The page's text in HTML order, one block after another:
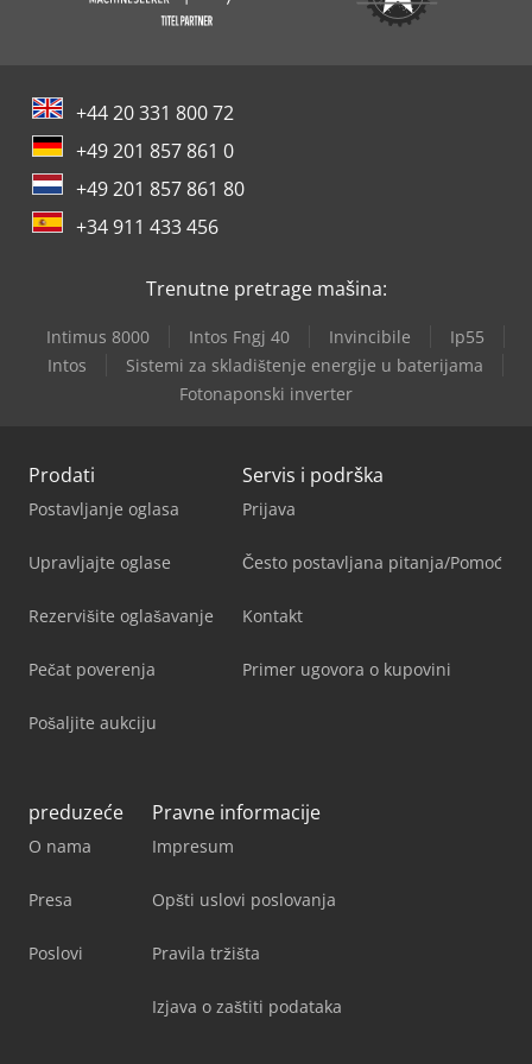
+44 20 331 800 72
+49 201 857 861 0
+49 201 857 861 80
+34 911 433 456
Trenutne pretrage mašina:
Intimus 8000 Intos Fngj 40 Invincibile
Ip55
Intos
Sistemi za skladištenje energije u baterijama
Fotonaponski inverter
Prodati
Postavljanje oglasa
Upravljajte oglase
Rezervišite oglašavanje
Pečat poverenja
Pošaljite aukciju
Servis i podrška
Prijava
Često postavljana pitanja/Pomoć
Kontakt
Primer ugovora o kupovini
preduzeće
O nama
Presa
Poslovi
Pravne informacije
Impresum
Opšti uslovi poslovanja
Pravila tržišta
Izjava o zaštiti podataka